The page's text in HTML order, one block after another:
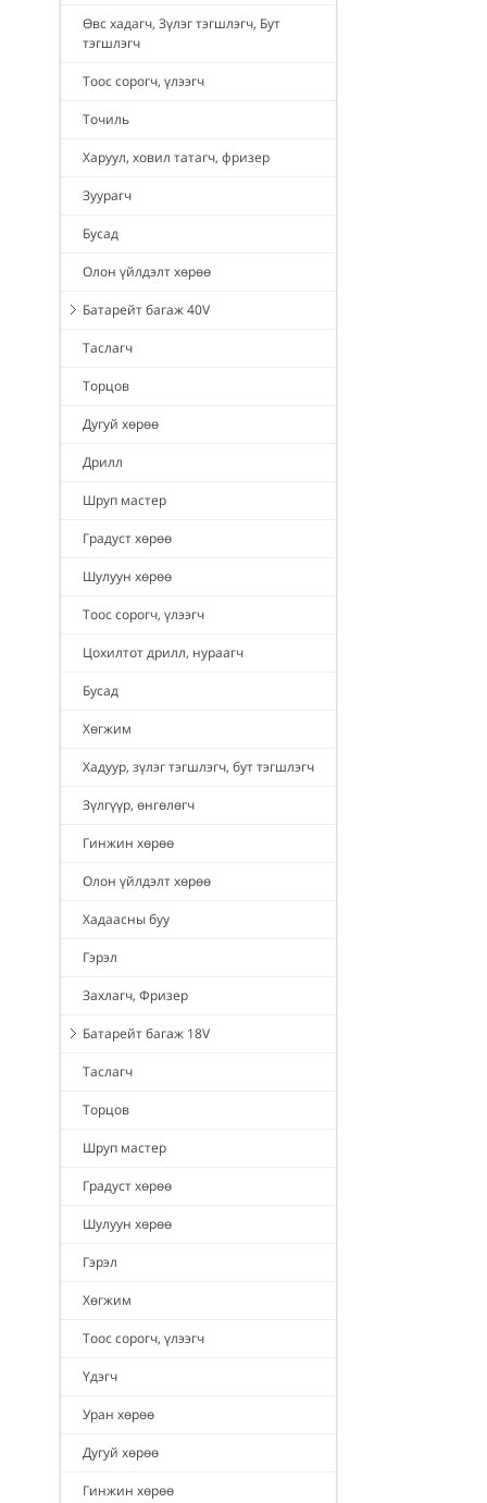
Өвс хадагч, Зүлэг тэгшлэгч, Бут
тэгшлэгч
Тоос сорогч, үлээгч
Точиль
Харуул, ховил татагч, фризер
Зуурагч
Бусад
Олон үйлдэлт хөрөө
Батарейт багаж 40V
Таслагч
Торцов
Дугуй хөрөө
Дрилл
Шруп мастер
Градуст хөрөө
Шулуун хөрөө
Тоос сорогч, үлээгч
Цохилтот дрилл, нураагч
Бусад
Хөгжим
Хадуур, зүлэг тэгшлэгч, бут тэгшлэгч
Зүлгүүр, өнгөлөгч
Гинжин хөрөө
Олон үйлдэлт хөрөө
Хадаасны буу
Гэрэл
Захлагч, Фризер
Батарейт багаж 18V
Таслагч
Торцов
Шруп мастер
Градуст хөрөө
Шулуун хөрөө
Гэрэл
Хөгжим
Тоос сорогч, үлээгч
Үдэгч
Уран хөрөө
Дугуй хөрөө
Гинжин хөрөө